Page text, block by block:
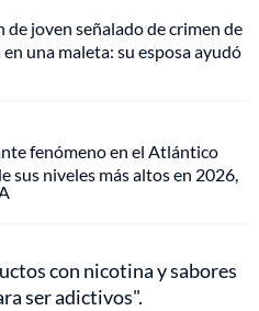
de joven señalado de crimen de
una maleta: su esposa ayudó
fenómeno en el Atlántico
sus niveles más altos en 2026,
con nicotina y sabores
ser adictivos".